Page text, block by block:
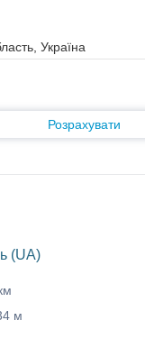
Розрахувати
(UA)
м